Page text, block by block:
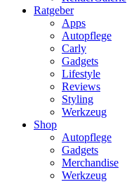
Ratgeber
Apps
Autopflege
Carly
Gadgets
Lifestyle
Reviews
Styling
Werkzeug
Shop
Autopflege
Gadgets
Merchandise
Werkzeug